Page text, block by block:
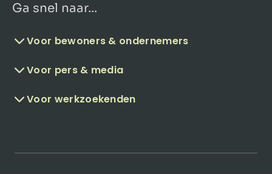
Ga snel naar...
Voor bewoners & ondernemers
Voor pers & media
Voor werkzoekenden